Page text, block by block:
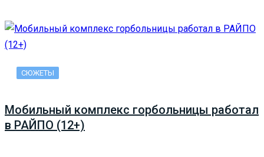
СЮЖЕТЫ
Мобильный комплекс горбольницы работал
в РАЙПО (12+)